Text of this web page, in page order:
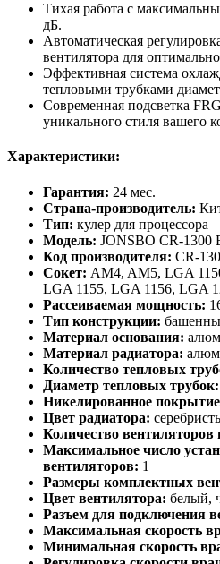
Тихая работа с
дБ.
Автоматическая
вентилятора для
Эффективная система
тепловыми трубками
Современная подсветка
уникального стиля вашего
Характеристики:
Гарантия: 24 мес.
Страна-производитель:
Тип: кулер для процессора
Модель: JONSBO CR-1300
Код производителя: CR-
Сокет: AM4, AM5, LGA
LGA 1155, LGA 1156, LGA
Рассеиваемая мощность:
Тип конструкции:
Материал основания:
Материал радиатора:
Количество тепловых
Диаметр тепловых трубок:
Никелированное
Цвет радиатора:
Количество вентиляторов
Максимальное число
вентиляторов: 1
Размеры комплектных
Цвет вентилятора: белый,
Разъем для подключения
Максимальная скорость
Минимальная скорость